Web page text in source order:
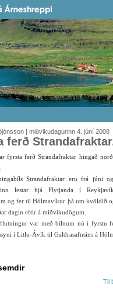
| miðvikudagurinn 4. júní 2008
ferð
fyrsta ferð Strandafraktar hingað
Strandafraktar eru frá júni
lestar hjá Flytjanda í
og fer til Hólmavíkur þá um kvöldið
dagin eftir á miðvikudögum.
flutningur var með bílnum nú í fyrstu
í Litlu-Ávík til Galdrasafnsins á
Til